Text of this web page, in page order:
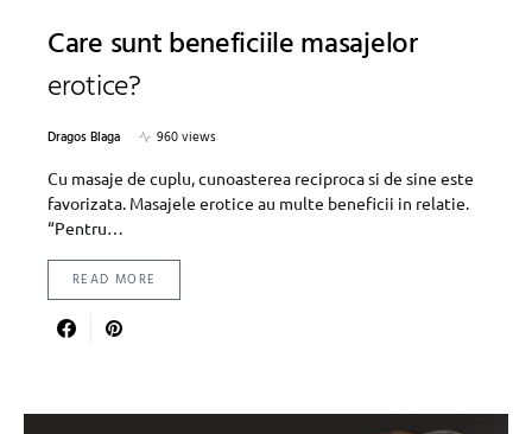
Care sunt beneficiile masajelor
erotice?
Dragos Blaga
960 views
Cu masaje de cuplu, cunoasterea reciproca si de sine este
favorizata. Masajele erotice au multe beneficii in relatie.
“Pentru…
READ MORE